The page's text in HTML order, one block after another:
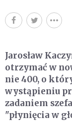
Jarosław
otrzymać w
nie 400, o
wystąpieniu
zadaniem
"płynięcia w